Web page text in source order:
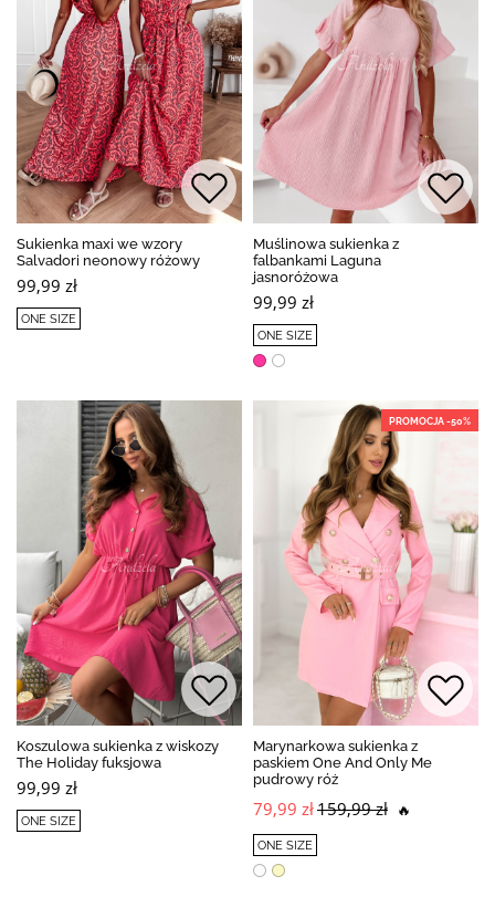
Sukienka maxi we wzory
Salvadori neonowy różowy
99,99 zł
ONE SIZE
Muślinowa sukienka z
falbankami Laguna
jasnoróżowa
99,99 zł
ONE SIZE
Koszulowa sukienka z wiskozy
The Holiday fuksjowa
99,99 zł
ONE SIZE
PROMOCJA -50%
Marynarkowa sukienka z
paskiem One And Only Me
pudrowy róż
79,99 zł159,99 zł 🔥
ONE SIZE